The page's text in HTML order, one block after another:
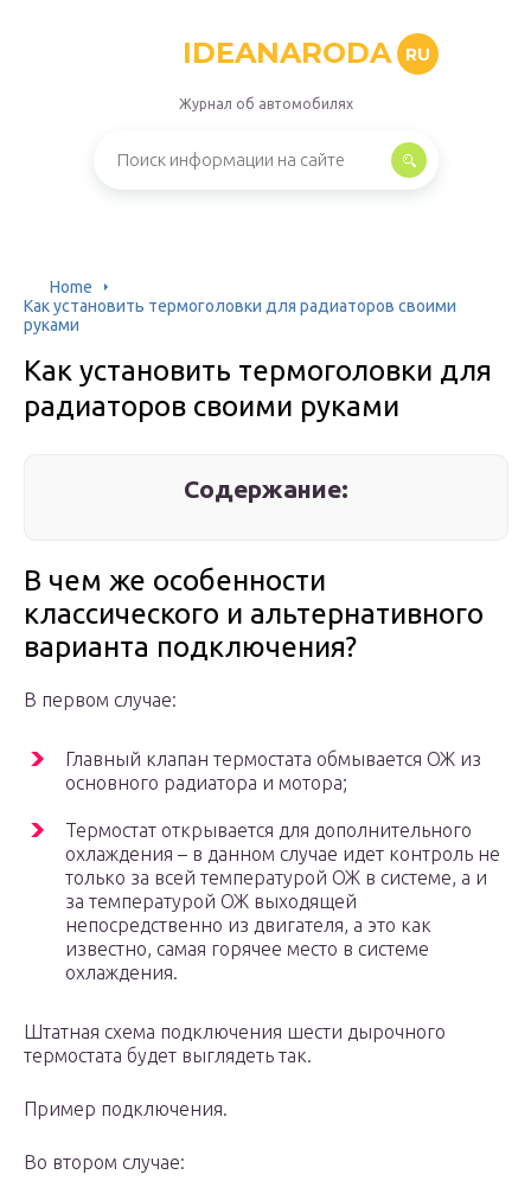
IDEANARODA RU
Журнал об автомобилях
Home
Как установить термоголовки для радиаторов своими
руками
Как установить термоголовки для
радиаторов своими руками
Содержание:
В чем же особенности
классического и альтернативного
варианта подключения?
В первом случае:
Главный клапан термостата обмывается ОЖ из
основного радиатора и мотора;
Термостат открывается для дополнительного
охлаждения – в данном случае идет контроль не
только за всей температурой ОЖ в системе, а и
за температурой ОЖ выходящей
непосредственно из двигателя, а это как
известно, самая горячее место в системе
охлаждения.
Штатная схема подключения шести дырочного
термостата будет выглядеть так.
Пример подключения.
Во втором случае: